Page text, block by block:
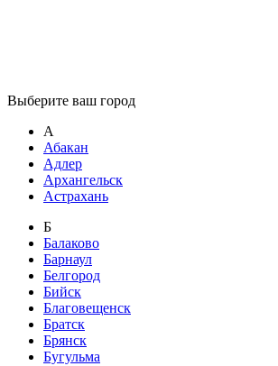
Выберите ваш город
А
Абакан
Адлер
Архангельск
Астрахань
Б
Балаково
Барнаул
Белгород
Бийск
Благовещенск
Братск
Брянск
Бугульма